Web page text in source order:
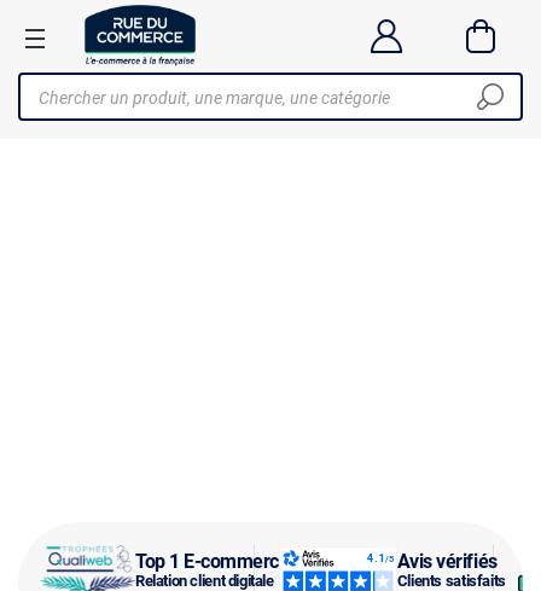
Top 1 E-commerce
Relation client digitale
Avis vérifiés
Clients satisfaits